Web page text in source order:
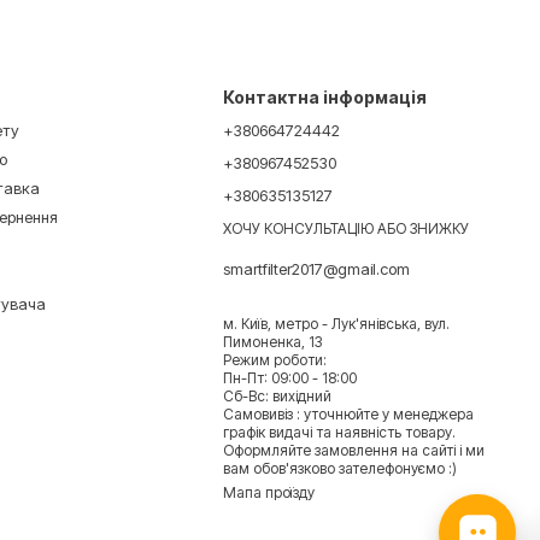
Контактна інформація
+380664724442
+380967452530
+380635135127
ХОЧУ КОНСУЛЬТАЦІЮ АБО ЗНИЖКУ
smartfilter2017@gmail.com
м. Київ, метро - Лук'янівська, вул.
Пимоненка, 13
Режим роботи:
Пн-Пт: 09:00 - 18:00
Сб-Вс: вихідний
Самовивіз : уточнюйте у менеджера
графік видачі та наявність товару.
Оформляйте замовлення на сайті і ми
вам обов'язково зателефонуємо :)
Мапа проїзду